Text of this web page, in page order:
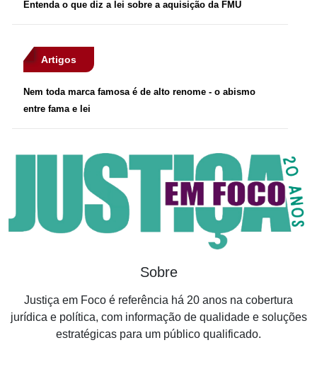
Entenda o que diz a lei sobre a aquisição da FMU
Artigos
Nem toda marca famosa é de alto renome - o abismo
entre fama e lei
Sobre
Justiça em Foco é referência há 20 anos na cobertura
jurídica e política, com informação de qualidade e soluções
estratégicas para um público qualificado.